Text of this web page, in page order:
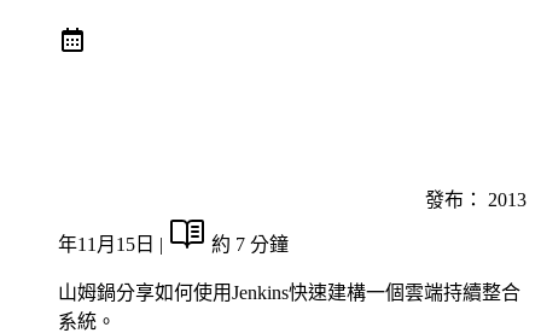
發布： 2013
年11月15日 | 約 7 分鐘
山姆鍋分享如何使用Jenkins快速建構一個雲端持續整合
系統。